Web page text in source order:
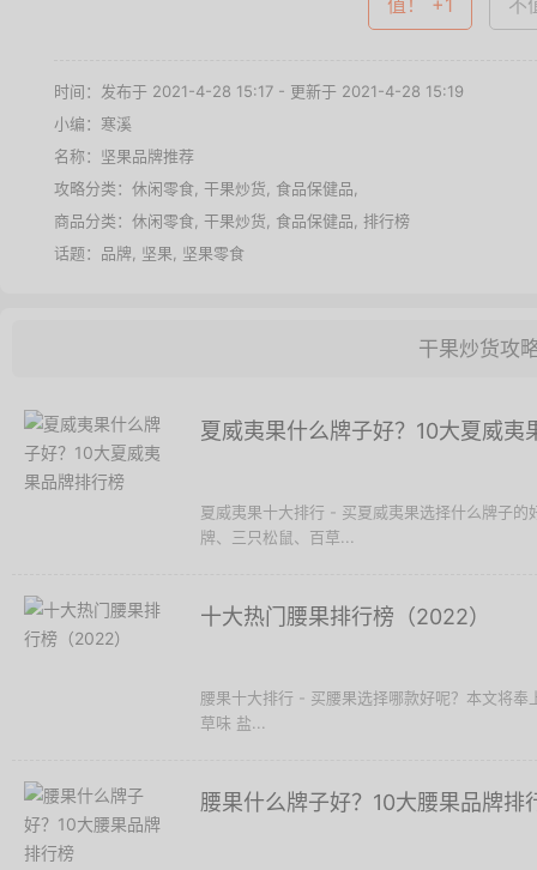
值！ +1 不
时间：发布于 2021-4-28 15:17 - 更新于 2021-4-28 15:19
小编：寒溪
名称： 坚果品牌推荐
攻略分类： 休闲零食 干果炒货 食品保健品
商品分类： 休闲零食 干果炒货 食品保健品 排行榜
话题： 品牌 坚果 坚果零食
干果炒货攻
夏威夷果什么牌子好？10大夏威夷
夏威夷果十大排行 - 买夏威夷果选择什么牌子
牌、三只松鼠、百草...
十大热门腰果排行榜（2022）
腰果十大排行 - 买腰果选择哪款好呢？本文将
草味 盐...
腰果什么牌子好？10大腰果品牌排